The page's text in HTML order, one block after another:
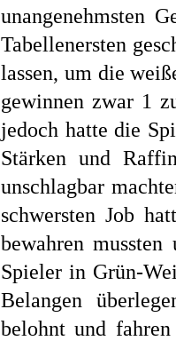
unangenehmsten
Tabellenersten
lassen, um die
gewinnen zwar 1
jedoch hatte die
Stärken und
unschlagbar
schwersten Job
bewahren
Spieler in Grün-
Belangen
belohnt und